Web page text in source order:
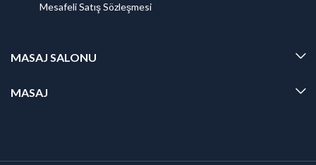
Mesafeli Satış Sözleşmesi
MASAJ SALONU
MASAJ